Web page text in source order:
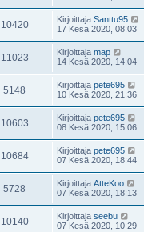
10420 Kirjoittaja Santtu95
17 Kesä 2020, 08:03
11023 Kirjoittaja map
14 Kesä 2020, 14:04
5148 Kirjoittaja pete695
10 Kesä 2020, 21:36
10603 Kirjoittaja pete695
08 Kesä 2020, 15:06
10684 Kirjoittaja pete695
07 Kesä 2020, 18:44
5728 Kirjoittaja AtteKoo
07 Kesä 2020, 18:13
10140 Kirjoittaja seebu
07 Kesä 2020, 10:29